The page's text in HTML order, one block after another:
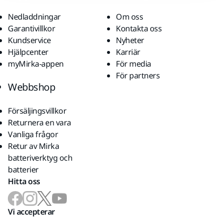
Nedladdningar
Garantivillkor
Kundservice
Hjälpcenter
myMirka-appen
Om oss
Kontakta oss
Nyheter
Karriär
För media
För partners
Webbshop
Försäljingsvillkor
Returnera en vara
Vanliga frågor
Retur av Mirka
batteriverktyg och
batterier
Hitta oss
Vi accepterar